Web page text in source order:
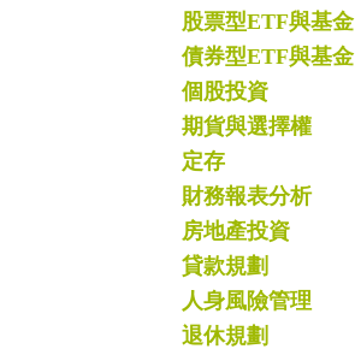
股票型ETF與基金
債券型ETF與基金
個股投資
期貨與選擇權
定存
財務報表分析
房地產投資
貸款規劃
人身風險管理
退休規劃